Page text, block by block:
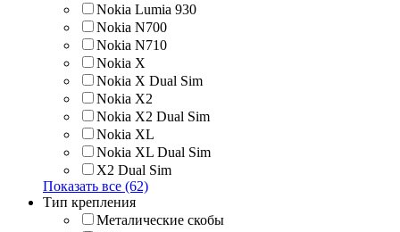
Nokia Lumia 930
Nokia N700
Nokia N710
Nokia X
Nokia X Dual Sim
Nokia X2
Nokia X2 Dual Sim
Nokia XL
Nokia XL Dual Sim
X2 Dual Sim
Показать все (62)
Тип крепления
Металические скобы